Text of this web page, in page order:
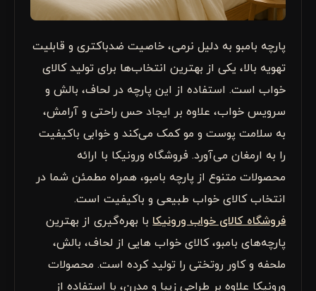
پارچه بامبو به دلیل نرمی، خاصیت ضدباکتری و قابلیت
تهویه بالا، یکی از بهترین انتخاب‌ها برای تولید کالای
خواب است. استفاده از این پارچه در لحاف، بالش و
سرویس خواب، علاوه بر ایجاد حس راحتی و آرامش،
به سلامت پوست و مو کمک می‌کند و خوابی باکیفیت
را به ارمغان می‌آورد. فروشگاه ورونیکا با ارائه
محصولات متنوع از پارچه بامبو، همراه مطمئن شما در
انتخاب کالای خواب طبیعی و باکیفیت است.
فروشگاه کالای خواب ورونیکابا بهره‌گیری از بهترین
پارچه‌های بامبو، کالای خواب هایی از لحاف، بالش،
ملحفه و کاور روتختی را تولید کرده است. محصولات
ورونیکا علاوه بر طراحی زیبا و مدرن، با استفاده از